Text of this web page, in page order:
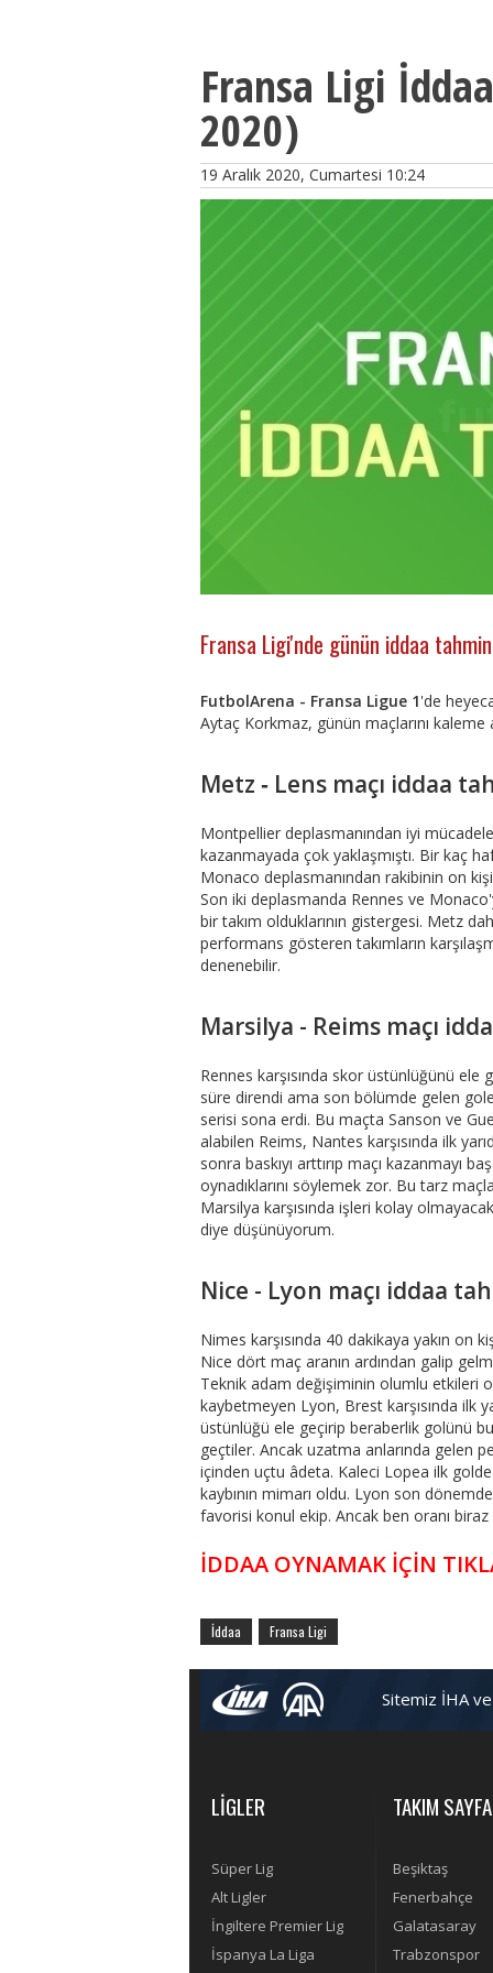
Fransa Ligi
2020)
19 Aralık 2020, Cumartesi 10:24
Fransa Ligi'nde günün iddaa
FutbolArena - Fransa Ligue 1'de
Aytaç Korkmaz, günün maçlarını kaleme
Metz ‐ Lens maçı iddaa
Montpellier deplasmanından iyi
kazanmayada çok yaklaşmıştı. Bir kaç
Monaco deplasmanından rakibinin on
Son iki deplasmanda Rennes ve
bir takım olduklarının gistergesi. Metz
performans gösteren takımların
denenebilir.
Marsilya - Reims maçı
Rennes karşısında skor üstünlüğünü ele
süre direndi ama son bölümde gelen
serisi sona erdi. Bu maçta Sanson ve
alabilen Reims, Nantes karşısında ilk
sonra baskıyı arttırıp maçı kazanmayı
oynadıklarını söylemek zor. Bu tarz
Marsilya karşısında işleri kolay
diye düşünüyorum.
Nice - Lyon maçı iddaa
Nimes karşısında 40 dakikaya yakın
Nice dört maç aranın ardından galip
Teknik adam değişiminin olumlu etkileri
kaybetmeyen Lyon, Brest karşısında ilk
üstünlüğü ele geçirip beraberlik golünü
geçtiler. Ancak uzatma anlarında gelen
içinden uçtu âdeta. Kaleci Lopea ilk golde
kaybının mimarı oldu. Lyon son
favorisi konul ekip. Ancak ben oranı
İDDAA OYNAMAK İÇİN
İddaa Fransa Ligi
Sitemiz İHA
LİGLER
Süper Lig
Alt Ligler
İngiltere Premier Lig
İspanya La Liga
TAKIM
Beşiktaş
Fenerbahçe
Galatasaray
Trabzonspor